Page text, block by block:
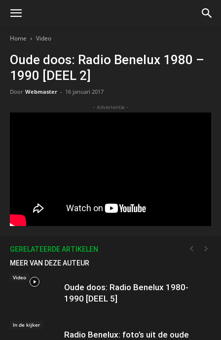
Home Video
Oude doos: Radio Benelux 1980 –
1990 [DEEL 2]
Door Webmaster - 16 januari 2017
- Advertentie -
GERELATEERDE ARTIKELEN
MEER VAN DEZE AUTEUR
Video
Oude doos: Radio Benelux 1980-
1990 [DEEL 5]
In de kijker
Radio Benelux: foto’s uit de oude